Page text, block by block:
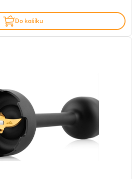
Do košíku